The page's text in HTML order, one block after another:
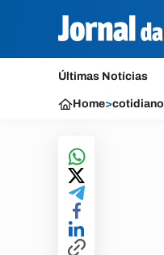
Últimas Notícias
Home>cotidiano